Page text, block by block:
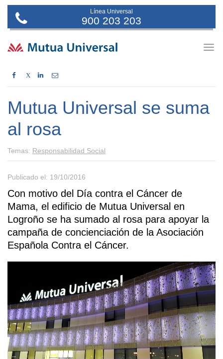
Línea Universal
900 203 203
X
Mutua Universal se suma
al rosa
Temas: Responsabilidad Social
Publicado el: 19/10/2016
Con motivo del Día contra el Cáncer de
Mama, el edificio de Mutua Universal en
Logroño se ha sumado al rosa para apoyar la
campaña de concienciación de la Asociación
Española Contra el Cáncer.